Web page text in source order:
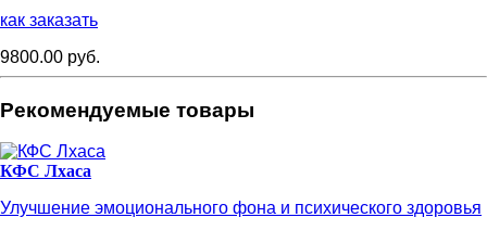
как заказать
9800.00 руб.
Рекомендуемые товары
КФС Лхаса
Улучшение эмоционального фона и психического здоровья